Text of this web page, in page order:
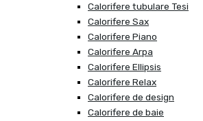
Calorifere tubulare Tesi
Calorifere Sax
Calorifere Piano
Calorifere Arpa
Calorifere Ellipsis
Calorifere Relax
Calorifere de design
Calorifere de baie